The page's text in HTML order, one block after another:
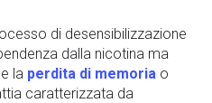
di desensibilizzazione
dalla nicotina ma
la perdita di memoria o
caratterizzata da